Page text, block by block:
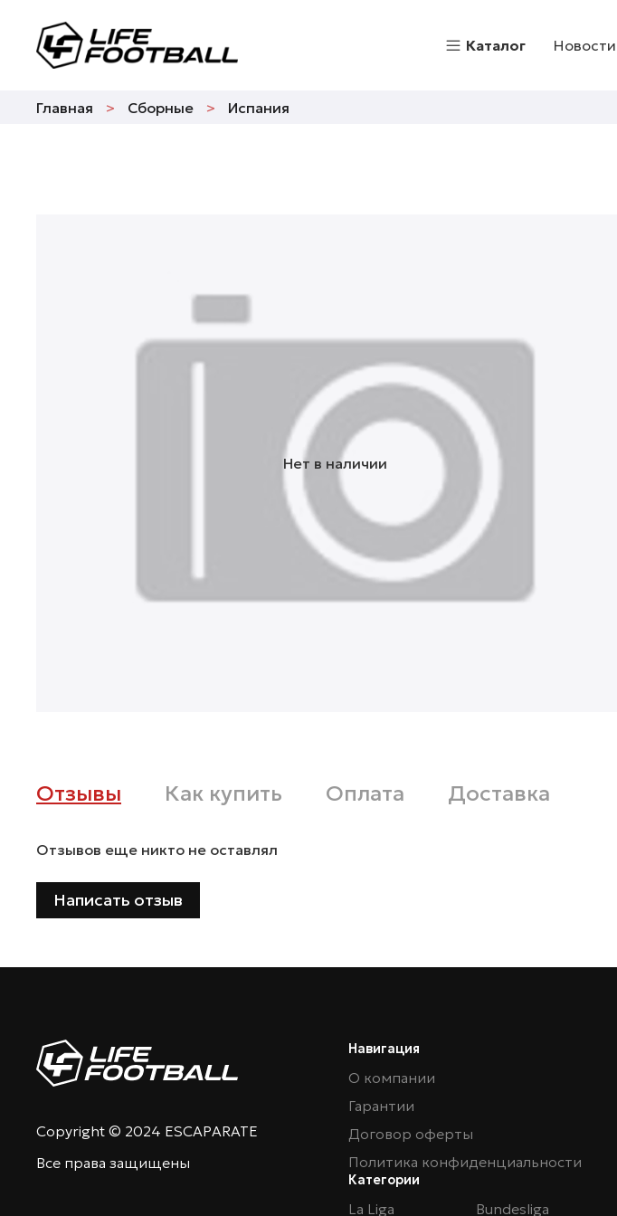
Каталог Новости
Главная Сборные Испания
Нет в наличии
Отзывы Как купить Оплата Доставка
Отзывов еще никто не оставлял
Написать отзыв
Copyright © 2024 ESCAPARATE
Все права защищены
Навигация
О компании
Гарантии
Договор оферты
Политика конфиденциальности
Категории
La Liga Bundesliga